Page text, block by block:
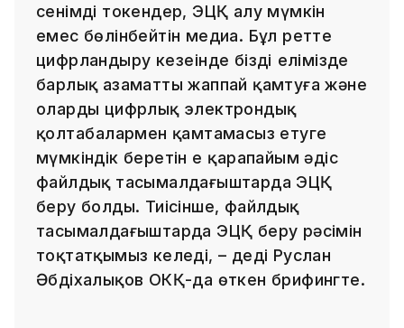
сенімді токендер, ЭЦҚ алу мүмкін
емес бөлінбейтін медиа. Бұл ретте
цифрландыру кезеңінде біздің елімізде
барлық азаматты жаппай қамтуға және
оларды цифрлық электрондық
қолтаңбалармен қамтамасыз етуге
мүмкіндік беретін ең қарапайым әдіс
файлдық тасымалдағыштарда ЭЦҚ
беру болды. Тиісінше, файлдық
тасымалдағыштарда ЭЦҚ беру рәсімін
тоқтатқымыз келеді, – деді Руслан
Әбдіхалықов ОКҚ-да өткен брифингте.